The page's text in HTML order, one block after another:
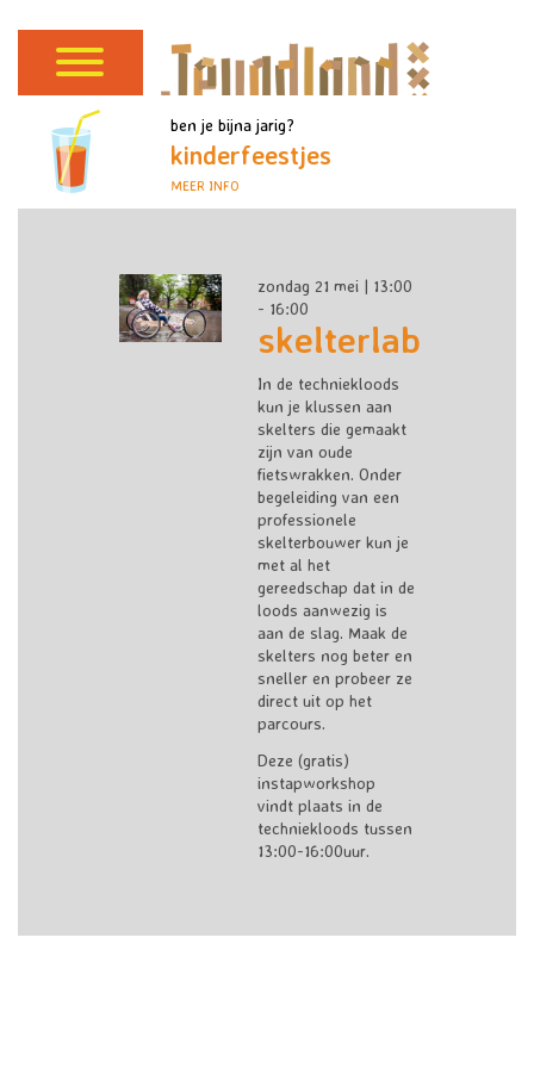
ben je bijna jarig?
kinderfeestjes
MEER INFO
zondag 21 mei | 13:00
- 16:00
skelterlab
In de techniekloods
kun je klussen aan
skelters die gemaakt
zijn van oude
fietswrakken. Onder
begeleiding van een
professionele
skelterbouwer kun je
met al het
gereedschap dat in de
loods aanwezig is
aan de slag. Maak de
skelters nog beter en
sneller en probeer ze
direct uit op het
parcours.
Deze (gratis)
instapworkshop
vindt plaats in de
techniekloods tussen
13:00-16:00uur.